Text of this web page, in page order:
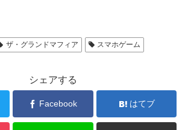
ザ・グランドマフィア スマホゲーム
シェアする
Facebook はてブ